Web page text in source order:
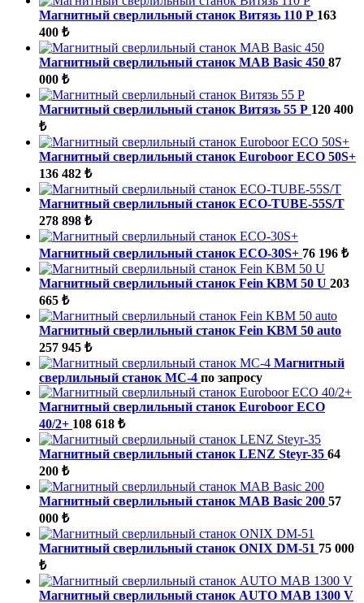
Магнитный сверлильный станок Витязь 110 Р 163
400 ₺
Магнитный сверлильный станок MAB Basic 450 87
000 ₺
Магнитный сверлильный станок Витязь 55 Р 120 400
₺
Магнитный сверлильный станок Euroboor ECO 50S+
136 482 ₺
Магнитный сверлильный станок ECO-TUBE-55S/T
278 898 ₺
Магнитный сверлильный станок ECO-30S+ 76 196 ₺
Магнитный сверлильный станок Fein KBM 50 U 203
665 ₺
Магнитный сверлильный станок Fein KBM 50 auto
257 945 ₺
Магнитный
сверлильный станок МС-4 по запросу
Магнитный сверлильный станок Euroboor ECO
40/2+ 108 618 ₺
Магнитный сверлильный станок LENZ Steyr-35 64
200 ₺
Магнитный сверлильный станок MAB Basic 200 57
000 ₺
Магнитный сверлильный станок ONIX DM-51 75 000
₺
Магнитный сверлильный станок AUTO MAB 1300 V